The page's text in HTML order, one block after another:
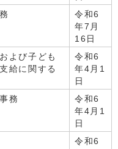
令和6
年7月
16日
よび子ども
給に関する
令和6
年4月1
日
務
令和6
年4月1
日
令和6